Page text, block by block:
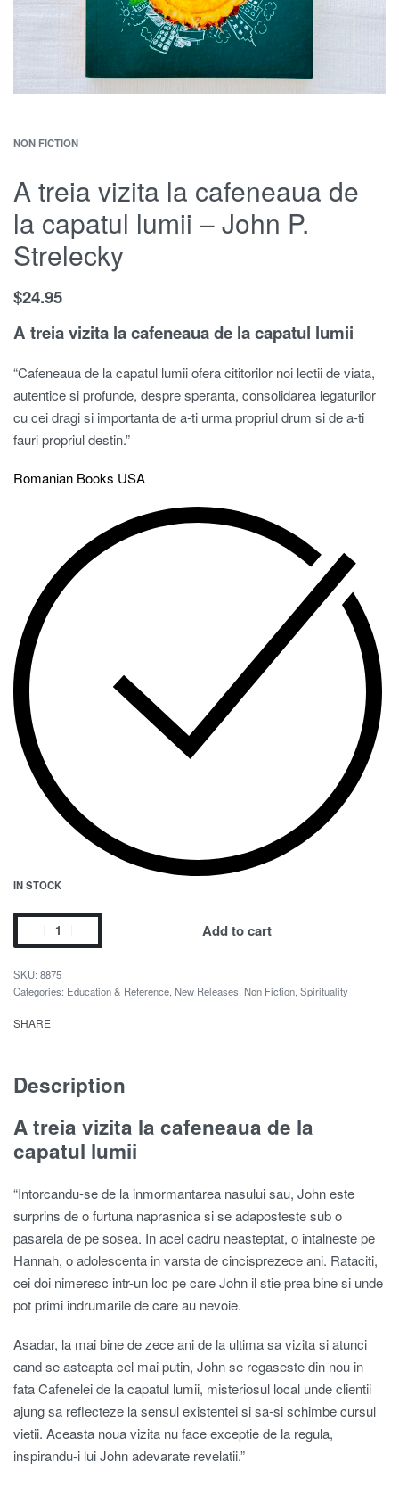
NON FICTION
A treia vizita la cafeneaua de
la capatul lumii – John P.
Strelecky
$24.95
A treia vizita la cafeneaua de la capatul lumii
“Cafeneaua de la capatul lumii ofera cititorilor noi lectii de viata,
autentice si profunde, despre speranta, consolidarea legaturilor
cu cei dragi si importanta de a-ti urma propriul drum si de a-ti
fauri propriul destin.”
Romanian Books USA
IN STOCK
Add to cart
8875
Categories: Education & Reference New Releases Non Fiction Spirituality
SHARE
Description
A treia vizita la cafeneaua de la
capatul lumii
“Intorcandu-se de la inmormantarea nasului sau, John este
surprins de o furtuna naprasnica si se adaposteste sub o
pasarela de pe sosea. In acel cadru neasteptat, o intalneste pe
Hannah, o adolescenta in varsta de cincisprezece ani. Rataciti,
cei doi nimeresc intr-un loc pe care John il stie prea bine si unde
pot primi indrumarile de care au nevoie.
Asadar, la mai bine de zece ani de la ultima sa vizita si atunci
cand se asteapta cel mai putin, John se regaseste din nou in
fata Cafenelei de la capatul lumii, misteriosul local unde clientii
ajung sa reflecteze la sensul existentei si sa-si schimbe cursul
vietii. Aceasta noua vizita nu face exceptie de la regula,
inspirandu-i lui John adevarate revelatii.”